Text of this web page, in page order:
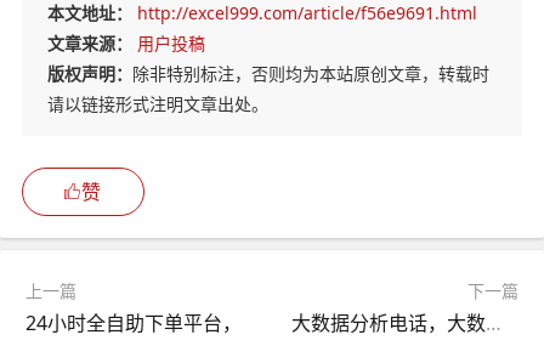
本文地址：
http://excel999.com/article/f56e9691.html
文章来源：
用户投稿
版权声明： 除非特别标注，否则均为本站原创文章，转载时
请以链接形式注明文章出处。
赞
上一篇
24小时全自助下单平台，
下一篇
大数据分析电话，大数据 电话